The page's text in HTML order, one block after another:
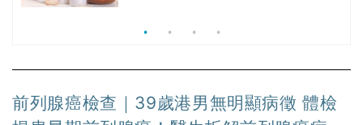
前列腺癌檢查｜39歲港男無明顯病徵 體檢